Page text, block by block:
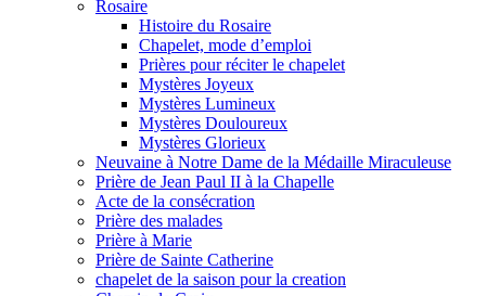
Rosaire
Histoire du Rosaire
Chapelet, mode d’emploi
Prières pour réciter le chapelet
Mystères Joyeux
Mystères Lumineux
Mystères Douloureux
Mystères Glorieux
Neuvaine à Notre Dame de la Médaille Miraculeuse
Prière de Jean Paul II à la Chapelle
Acte de la consécration
Prière des malades
Prière à Marie
Prière de Sainte Catherine
chapelet de la saison pour la creation